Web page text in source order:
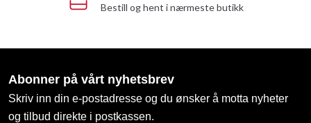
Bestill og hent i nærmeste butikk
Abonner på vårt nyhetsbrev
Skriv inn din e-postadresse og du ønsker å motta nyheter
og tilbud direkte i postkassen.